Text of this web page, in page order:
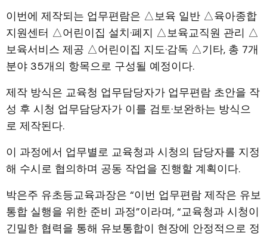
이번에 제작되는 업무편람은 △보육 일반 △육아종합
지원센터 △어린이집 설치·폐지 △보육교직원 관리 △
보육서비스 제공 △어린이집 지도·감독 △기타, 총 7개
분야 35개의 항목으로 구성될 예정이다.
제작 방식은 교육청 업무담당자가 업무편람 초안을 작
성 후 시청 업무담당자가 이를 검토·보완하는 방식으
로 제작된다.
이 과정에서 업무별로 교육청과 시청의 담당자를 지정
해 수시로 협의하며 공동 작업을 진행할 계획이다.
박은주 유초등교육과장은 “이번 업무편람 제작은 유보
통합 실행을 위한 준비 과정”이라며, “교육청과 시청이
긴밀한 협력을 통해 유보통합이 현장에 안정적으로 정